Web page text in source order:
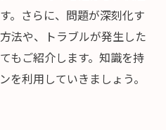
。さらに、問題が深刻化す
法や、トラブルが発生した
もご紹介します。知識を持
を利用していきましょう。